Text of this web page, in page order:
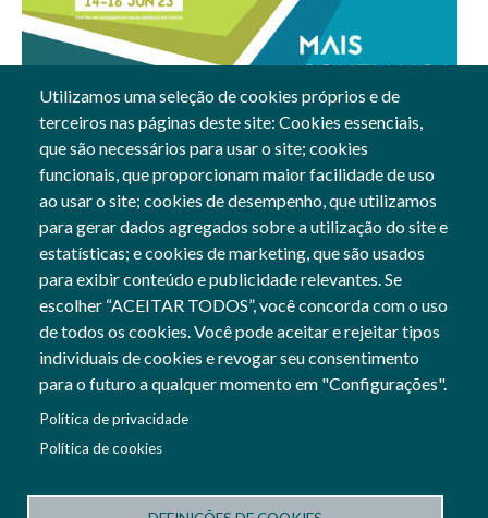
15 Jun, 2023
Gerais
Siga-nos
Utilizamos uma seleção de cookies próprios e de
terceiros nas páginas deste site: Cookies essenciais,
que são necessários para usar o site; cookies
funcionais, que proporcionam maior facilidade de uso
ao usar o site; cookies de desempenho, que utilizamos
para gerar dados agregados sobre a utilização do site e
estatísticas; e cookies de marketing, que são usados
para exibir conteúdo e publicidade relevantes. Se
escolher “ACEITAR TODOS”, você concorda com o uso
de todos os cookies. Você pode aceitar e rejeitar tipos
individuais de cookies e revogar seu consentimento
para o futuro a qualquer momento em "Configurações".
Política de privacidade
Política de cookies
Social Networks
Cofinanciado por:
Imagem
Imagem